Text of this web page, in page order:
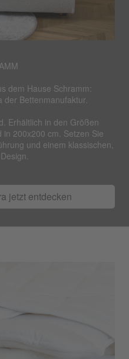
dem Hause Schramm:
der Bettenmanufaktur.
Erhältlich in den Größen
200x200 cm. Setzen Sie
und einem klassischen,
jetzt entdecken